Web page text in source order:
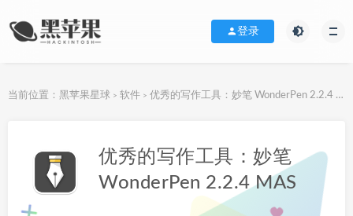
登录
当前位置： 黑苹果星球 > 软件 > 优秀的写作工具：妙笔 WonderPen 2.2.4 MAS
优秀的写作工具：妙笔
WonderPen 2.2.4 MAS